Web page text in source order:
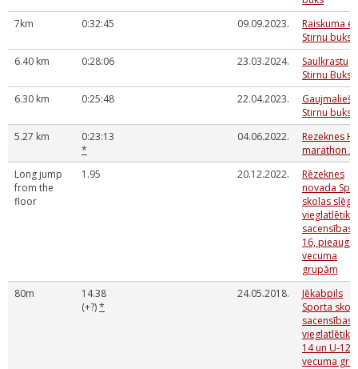
7km
0:32:45 09.09.2023.
Raiskuma
Stirnu buks
6.40 km
0:28:06 23.03.2024.
Saulkrastu
Stirnu Buks
6.30 km
0:25:48 22.04.2023.
Gaujmaliešu
Stirnu buks
5.27 km
0:23:13
*
04.06.2022.
Rezeknes
marathon
Long jump
from the
floor
1.95 20.12.2022.
Rēzeknes
novada
skolas
sacensības
16,
vecuma
grupām
80m
14.38
(+?)*
24.05.2018.
Jēkabpils
Sporta
sacensības
vieglatlētikā
14 un U-12
vecuma